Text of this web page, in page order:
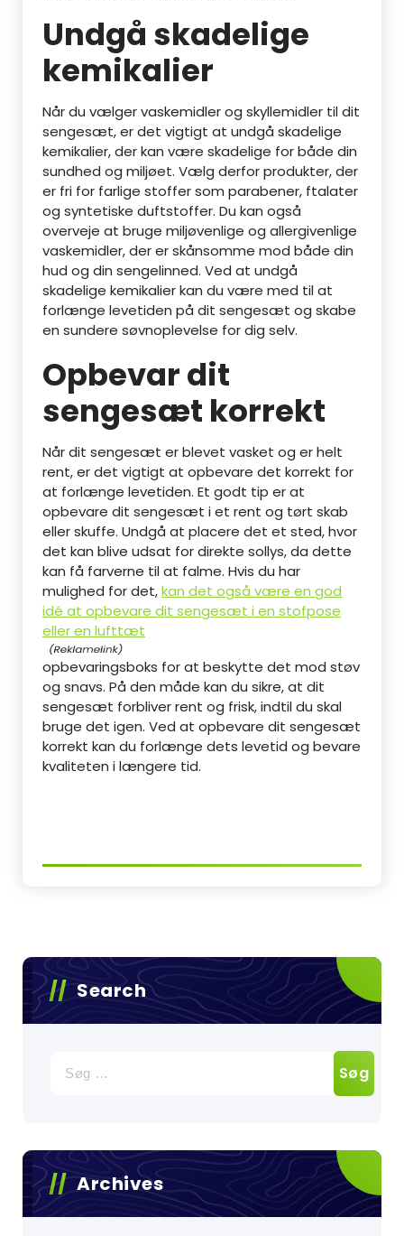
Undgå skadelige
kemikalier
Når du vælger vaskemidler og skyllemidler til dit
sengesæt, er det vigtigt at undgå skadelige
kemikalier, der kan være skadelige for både din
sundhed og miljøet. Vælg derfor produkter, der
er fri for farlige stoffer som parabener, ftalater
og syntetiske duftstoffer. Du kan også
overveje at bruge miljøvenlige og allergivenlige
vaskemidler, der er skånsomme mod både din
hud og din sengelinned. Ved at undgå
skadelige kemikalier kan du være med til at
forlænge levetiden på dit sengesæt og skabe
en sundere søvnoplevelse for dig selv.
Opbevar dit
sengesæt korrekt
Når dit sengesæt er blevet vasket og er helt
rent, er det vigtigt at opbevare det korrekt for
at forlænge levetiden. Et godt tip er at
opbevare dit sengesæt i et rent og tørt skab
eller skuffe. Undgå at placere det et sted, hvor
det kan blive udsat for direkte sollys, da dette
kan få farverne til at falme. Hvis du har
mulighed for det,kan det også være en god
idé at opbevare dit sengesæt i en stofpose
eller en lufttæt
opbevaringsboks for at beskytte det mod støv
og snavs. På den måde kan du sikre, at dit
sengesæt forbliver rent og frisk, indtil du skal
bruge det igen. Ved at opbevare dit sengesæt
korrekt kan du forlænge dets levetid og bevare
kvaliteten i længere tid.
Search
efter:
Archives